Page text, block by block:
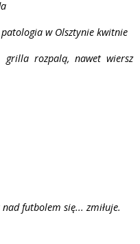
w Olsztynie kwitnie
grilla rozpalą, nawet wiersz
futbolem się... zmiłuje.